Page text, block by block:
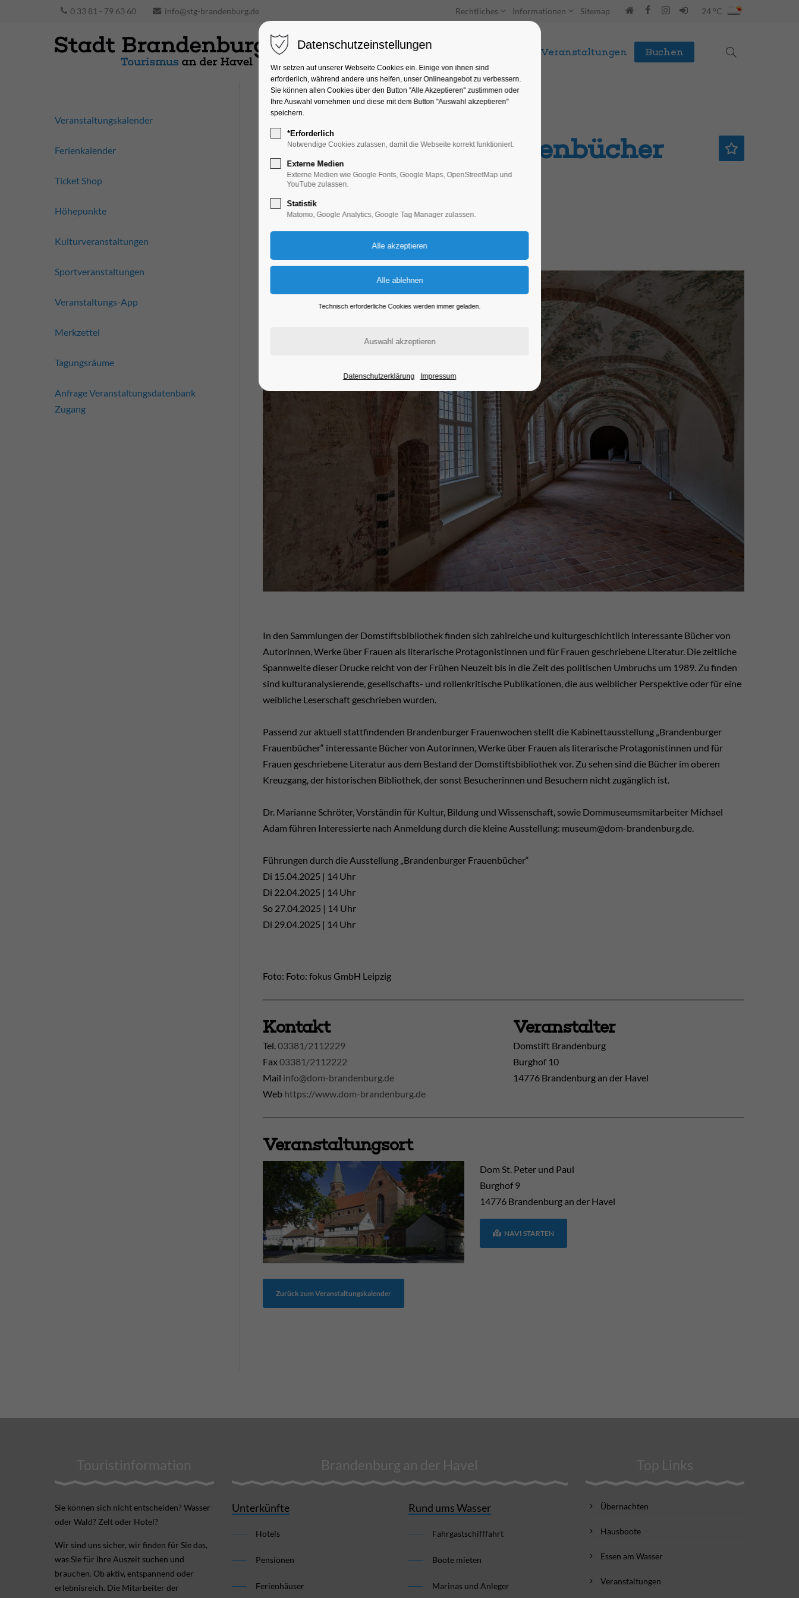
0 33 81 - 79 63 60 info@stg-brandenburg.de Rechtliches Informationen Sitemap 24 °C
Unterkünfte Entdecken & Erleben Veranstaltungen Buchen
Brandenburger Frauenbücher
Ausstellung, Führung
15.04.2025, 14:00
In den Sammlungen der Domstiftsbibliothek finden sich zahlreiche und kulturgeschichtlich interessante Bücher von
Autorinnen, Werke über Frauen als literarische Protagonistinnen und für Frauen geschriebene Literatur. Die zeitliche
Spannweite dieser Drucke reicht von der Frühen Neuzeit bis in die Zeit des politischen Umbruchs um 1989. Zu finden
sind kulturanalysierende, gesellschafts- und rollenkritische Publikationen, die aus weiblicher Perspektive oder für eine
weibliche Leserschaft geschrieben wurden.
Passend zur aktuell stattfindenden Brandenburger Frauenwochen stellt die Kabinettausstellung „Brandenburger
Frauenbücher“ interessante Bücher von Autorinnen, Werke über Frauen als literarische Protagonistinnen und für
Frauen geschriebene Literatur aus dem Bestand der Domstiftsbibliothek vor. Zu sehen sind die Bücher im oberen
Kreuzgang, der historischen Bibliothek, der sonst Besucherinnen und Besuchern nicht zugänglich ist.
Dr. Marianne Schröter, Vorständin für Kultur, Bildung und Wissenschaft, sowie Dommuseumsmitarbeiter Michael
Adam führen Interessierte nach Anmeldung durch die kleine Ausstellung: museum@dom-brandenburg.de.
Führungen durch die Ausstellung „Brandenburger Frauenbücher“
Di 15.04.2025 | 14 Uhr
Di 22.04.2025 | 14 Uhr
So 27.04.2025 | 14 Uhr
Di 29.04.2025 | 14 Uhr
Foto: Foto: fokus GmbH Leipzig
Kontakt
Tel. 03381/2112229
Fax03381/2112222
Mail info@dom-brandenburg.de
Web https://www.dom-brandenburg.de
Veranstalter
Domstift Brandenburg
Burghof 10
14776 Brandenburg an der Havel
Veranstaltungsort
Dom St. Peter und Paul
Burghof 9
14776 Brandenburg an der Havel
NAVI STARTEN
Zurück zum Veranstaltungskalender
Veranstaltungskalender
Ferienkalender
Ticket Shop
Höhepunkte
Kulturveranstaltungen
Sportveranstaltungen
Veranstaltungs-App
Merkzettel
Tagungsräume
Anfrage Veranstaltungsdatenbank
Zugang
Touristinformation
Sie können sich nicht ent­scheiden? Wasser
oder Wald? Zelt oder Hotel?
Wir sind uns sicher, wir finden für Sie das,
was Sie für Ihre Aus­zeit suchen und
brauchen. Ob aktiv, ent­spannend oder
erlebnis­reich. Die Mitarbeiter der
Brandenburg an der Havel
Unterkünfte
Hotels
Pensionen
Ferienhäuser
Rund ums Wasser
Fahrgastschifffahrt
Boote mieten
Marinas und Anleger
Top Links
Übernachten
Hausboote
Essen am Wasser
Veranstaltungen
Datenschutzeinstellungen
Wir setzen auf unserer Webseite Cookies ein. Einige von ihnen sind
erforderlich, während andere uns helfen, unser Onlineangebot zu verbessern.
Sie können allen Cookies über den Button "Alle Akzeptieren" zustimmen oder
Ihre Auswahl vornehmen und diese mit dem Button "Auswahl akzeptieren"
speichern.
*Erforderlich
Notwendige Cookies zulassen, damit die Webseite korrekt funktioniert.
Externe Medien
Externe Medien wie Google Fonts, Google Maps, OpenStreetMap und
YouTube zulassen.
Statistik
Matomo, Google Analytics, Google Tag Manager zulassen.
Technisch erforderliche Cookies werden immer geladen.
Datenschutzerklärung Impressum